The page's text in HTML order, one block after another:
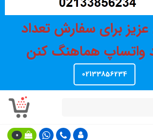
برای سفارش تعداد
واتساپ هماهنگ کنن
02133856234
0